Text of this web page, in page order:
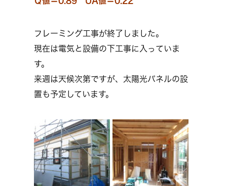
フレーミング工事が終了しました。
現在は電気と設備の下工事に入っていま
す。
来週は天候次第ですが、太陽光パネルの設
置も予定しています。